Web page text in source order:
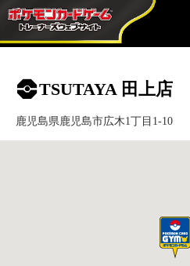
TSUTAYA 田上店
鹿児島県鹿児島市広木1丁目1-10